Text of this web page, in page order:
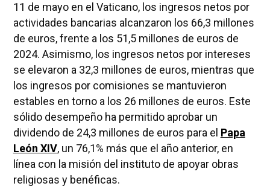
11 de mayo en el Vaticano, los ingresos netos por
actividades bancarias alcanzaron los 66,3 millones
de euros, frente a los 51,5 millones de euros de
2024. Asimismo, los ingresos netos por intereses
se elevaron a 32,3 millones de euros, mientras que
los ingresos por comisiones se mantuvieron
estables en torno a los 26 millones de euros. Este
sólido desempeño ha permitido aprobar un
dividendo de 24,3 millones de euros para el Papa
León XIV, un 76,1% más que el año anterior, en
línea con la misión del instituto de apoyar obras
religiosas y benéficas.